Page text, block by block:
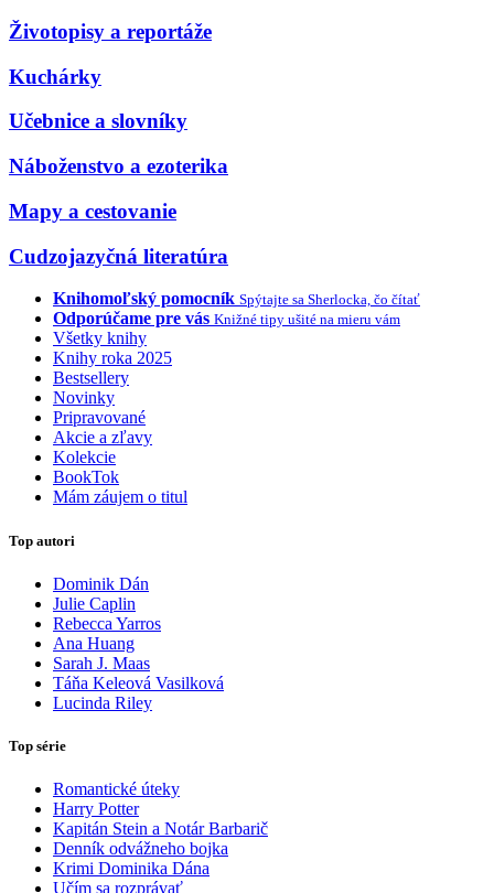
Životopisy a reportáže
Kuchárky
Učebnice a slovníky
Náboženstvo a ezoterika
Mapy a cestovanie
Cudzojazyčná literatúra
Knihomoľský pomocník Spýtajte sa Sherlocka, čo čítať
Odporúčame pre vás Knižné tipy ušité na mieru vám
Všetky knihy
Knihy roka 2025
Bestsellery
Novinky
Pripravované
Akcie a zľavy
Kolekcie
BookTok
Mám záujem o titul
Top autori
Dominik Dán
Julie Caplin
Rebecca Yarros
Ana Huang
Sarah J. Maas
Táňa Keleová Vasilková
Lucinda Riley
Top série
Romantické úteky
Harry Potter
Kapitán Stein a Notár Barbarič
Denník odvážneho bojka
Krimi Dominika Dána
Učím sa rozprávať